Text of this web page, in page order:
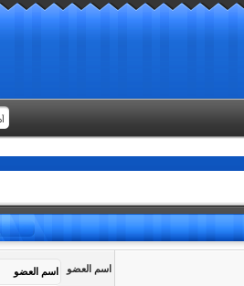
اسم العضو